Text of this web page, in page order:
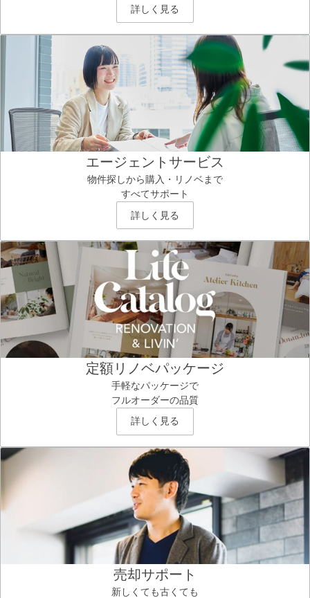
詳しく見る
エージェントサービス
物件探しから購入・リノベまで
すべてサポート
詳しく見る
定額リノベパッケージ
手軽なパッケージで
フルオーダーの品質
詳しく見る
売却サポート
新しくても古くても